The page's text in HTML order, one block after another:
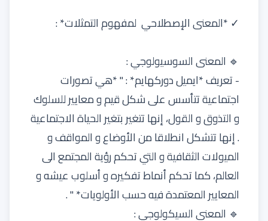
✓ *المعنى الإصطلاحي لمفهوم التمثلات* :
🔹 المعنى السوسيولوجي :
- تعريف *ايميل دوركهايم* : '' *هي تصورات
اجتماعية تتأسس على شكل قيم و معايير للسلوك
و التذوق و القول، إنها تتغير بتغير الحياة الاجتماعية
. إنها تتشكل انطلاقا من الأوضاع و المواقف و
الميولات الثقافية و التي تحكم رؤية المجتمع الى
العالم، كما تحكم أنماط تفكيره و أسلوب عيشه و
المعايير المعتمدة فيه حسب الأولويات* '' .
🔹 المعنى السيكولوجي :